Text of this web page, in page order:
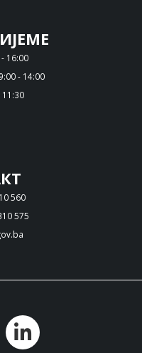
16:00
- 14:00
11:30
560
575